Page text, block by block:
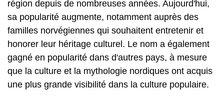
région depuis de nombreuses années. Aujourd'hui,
sa popularité augmente, notamment auprès des
familles norvégiennes qui souhaitent entretenir et
honorer leur héritage culturel. Le nom a également
gagné en popularité dans d'autres pays, à mesure
que la culture et la mythologie nordiques ont acquis
une plus grande visibilité dans la culture populaire.